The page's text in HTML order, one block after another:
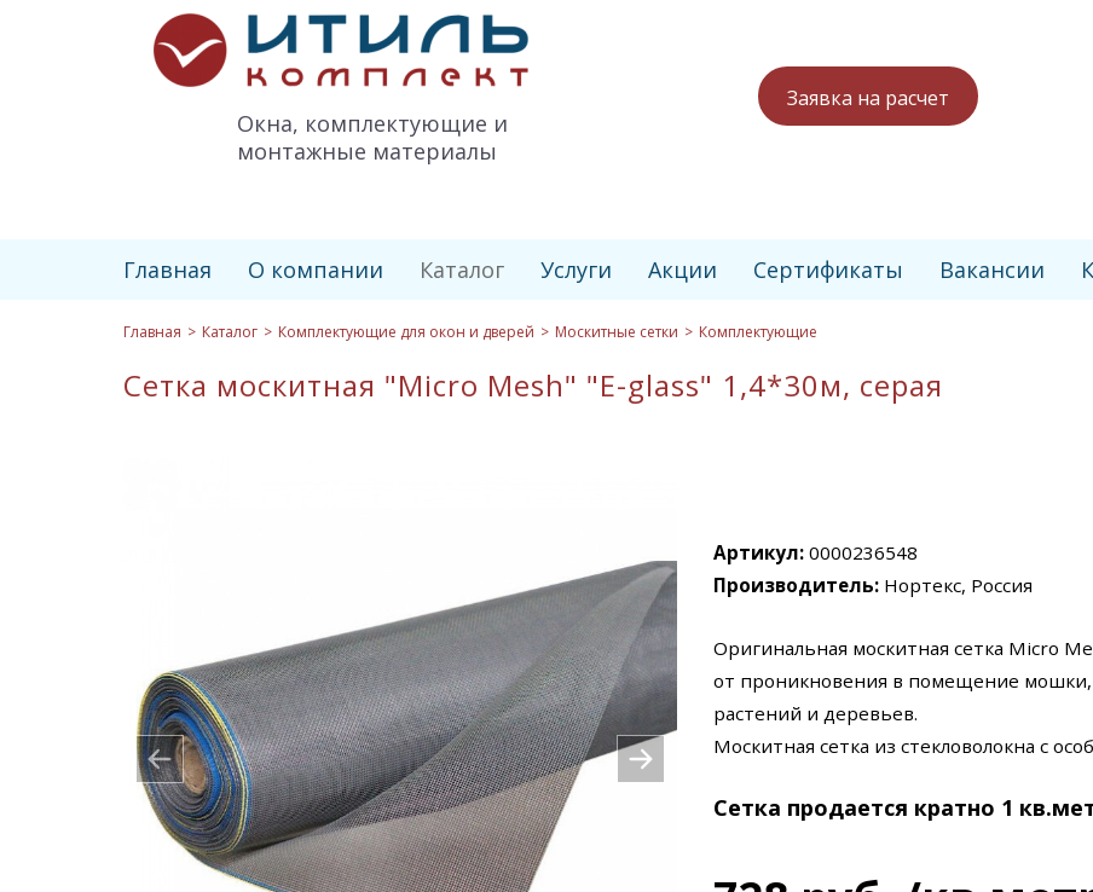
Итиль-
Комплект
logo
Окна, комплектующие и
монтажные материалы
Заявка на расчет
Главная О компании Каталог Услуги Акции Сертификаты Вакансии
Главная Каталог Комплектующие для окон и дверей Москитные сетки Комплектующие
Сетка москитная "Micro Mesh" "E-glass" 1,4*30м, серая
Артикул: 0000236548
Производитель: Нортекс, Россия
Оригинальная москитная сетка Micro
от проникновения в помещение мошки,
растений и деревьев.
Москитная сетка из стекловолокна с
Сетка продается кратно 1